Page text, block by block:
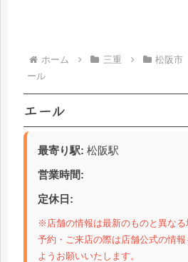
ホーム 三重 松阪市
ール
エール
最寄り駅: 松阪駅
営業時間:
定休日:
※店舗の情報は最新のものと異な
予約・ご来店の際は店舗公式の情
ようお願いいたします。